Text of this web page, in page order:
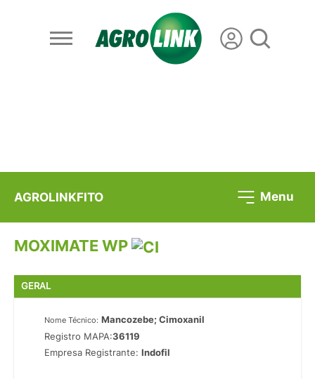
AGROLINKFITO Menu
MOXIMATE WP
GERAL
Nome Técnico: Mancozebe; Cimoxanil
Registro MAPA:36119
Empresa Registrante:Indofil